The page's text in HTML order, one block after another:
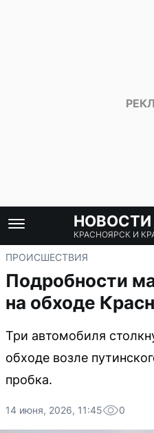
НОВОСТИ
КРАСНОЯРСК И
ПРОИСШЕСТВИЯ
Подробности
на обходе
Три автомобиля
обходе возле
пробка.
14 июня, 2026, 11:45 0